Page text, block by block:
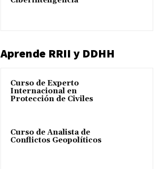
Aprende RRII y DDHH
Curso de Experto
Internacional en
Protección de Civiles
Curso de Analista de
Conflictos Geopolíticos